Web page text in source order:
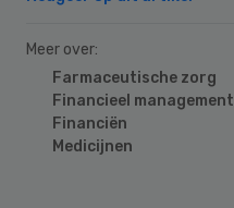
Meer over:
Farmaceutische zorg
Financieel management
Financiën
Medicijnen